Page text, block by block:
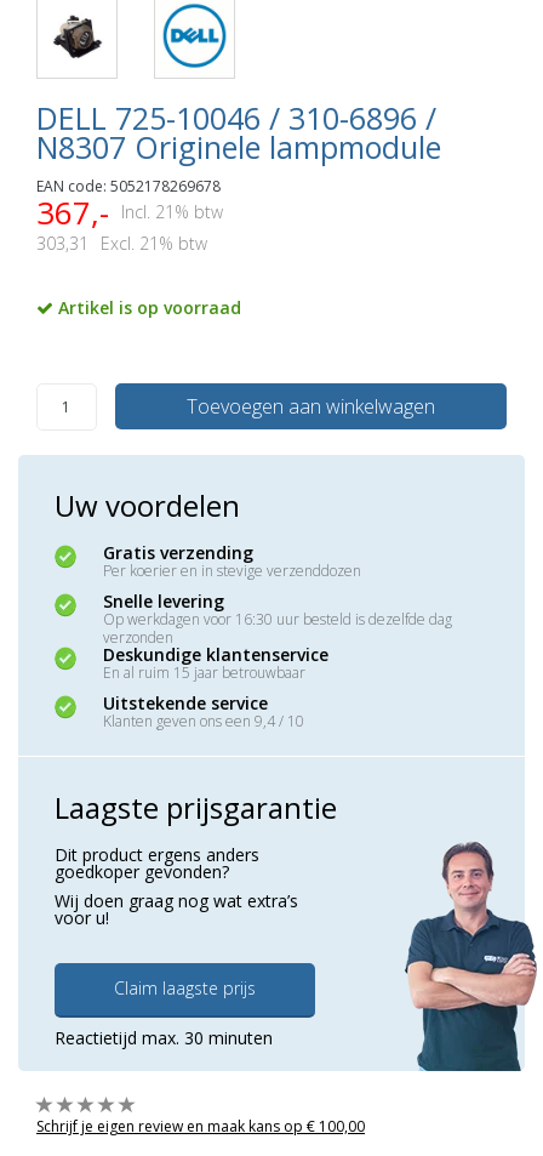
DELL 725-10046 / 310-6896 /
N8307 Originele lampmodule
EAN code: 5052178269678
367,-
Incl. 21% btw
303,31
Excl. 21% btw
Artikel is op voorraad
Toevoegen aan winkelwagen
Uw voordelen
Gratis verzending
Per koerier en in stevige verzenddozen
Snelle levering
Op werkdagen voor 16:30 uur besteld is dezelfde dag
verzonden
Deskundige klantenservice
En al ruim 15 jaar betrouwbaar
Uitstekende service
Klanten geven ons een 9,4 / 10
Laagste prijsgarantie
Dit product ergens anders
goedkoper gevonden?
Wij doen graag nog wat extra’s
voor u!
Claim laagste prijs
Reactietijd max. 30 minuten
Schrijf je eigen review en maak kans op € 100,00